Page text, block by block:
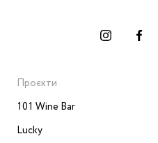
Проєкти
101 Wine Bar
Lucky